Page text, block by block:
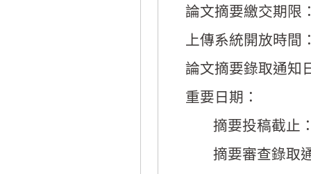
論文摘要繳交期限
上傳系統開放時
論文摘要錄取通知
重要日期：
摘要投稿截止
摘要審查錄取